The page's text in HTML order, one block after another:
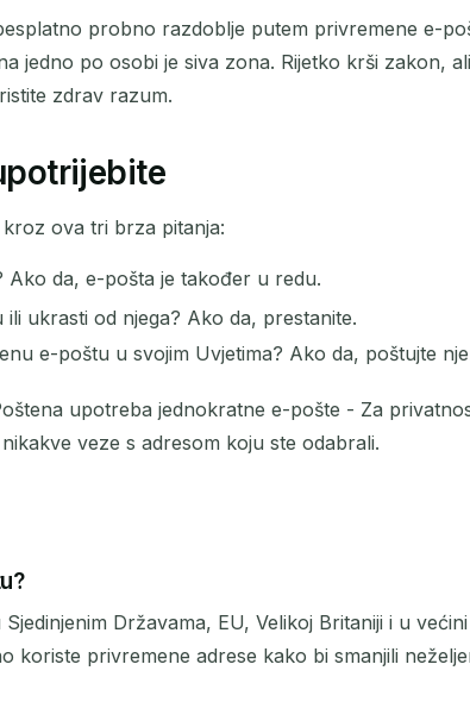
probno razdoblje putem privremene e-
jedno po osobi je siva zona. Rijetko krši zakon,
zdrav razum.
ova tri brza pitanja:
da, e-pošta je također u redu.
ukrasti od njega? Ako da, prestanite.
e-poštu u svojim Uvjetima? Ako da, poštujte
upotreba jednokratne e-pošte - Za
veze s adresom koju ste odabrali.
Državama, EU, Velikoj Britaniji i u
koriste privremene adrese kako bi smanjili